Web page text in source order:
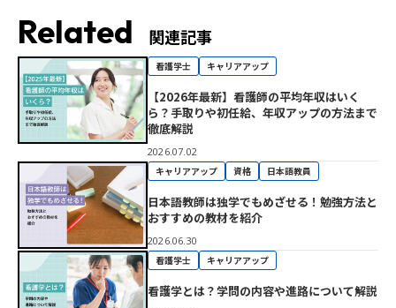
Related 関連記事
看護学士 キャリアアップ
【2026年最新】看護師の平均年収はいく
ら？手取りや初任給、年収アップの方法まで
徹底解説
2026.07.02
キャリアアップ
資格 日本語教員
日本語教師は独学でもめざせる！勉強方法と
おすすめの教材を紹介
2026.06.30
看護学士
キャリアアップ
看護学とは？学問の内容や進路について解説